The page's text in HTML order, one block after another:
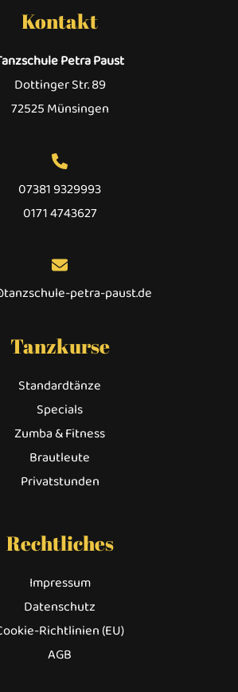
Kontakt
Petra Paust
Dottinger Str. 89
72525 Münsingen
07381 9329993
0171 4743627
petra-paust.de
Tanzkurse
Standardtänze
Specials
Zumba & Fitness
Brautleute
Privatstunden
Rechtliches
Impressum
Datenschutz
Richtlinien (EU)
AGB